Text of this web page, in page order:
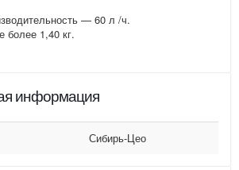
— 60 л /ч.
более 1,40 кг.
информация
Сибирь-Цео